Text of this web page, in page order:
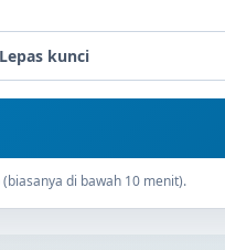
Lepas kunci
di bawah 10 menit).